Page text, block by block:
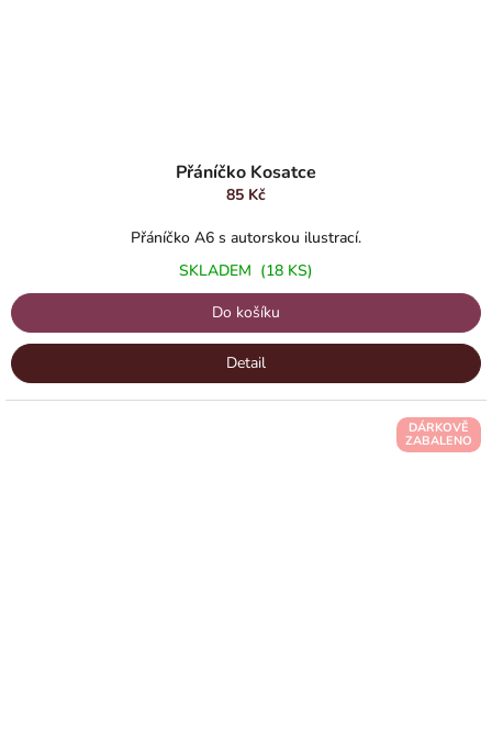
Přáníčko Kosatce
85 Kč
Přáníčko A6 s autorskou ilustrací.
SKLADEM (18 KS)
Do košíku
Detail
DÁRKOVĚ
ZABALENO